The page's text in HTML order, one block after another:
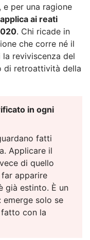
per una ragione
ai reati
. Chi ricade in
che corre né il
reviviscenza del
di retroattività della
in ogni
fatti
Applicare il
di quello
apparire
già estinto. È un
emerge solo se
con la